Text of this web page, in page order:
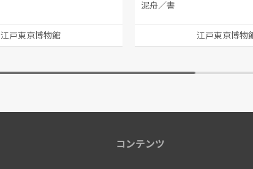
江戸東京博物館
泥舟／書
江戸東京博物
コンテンツ